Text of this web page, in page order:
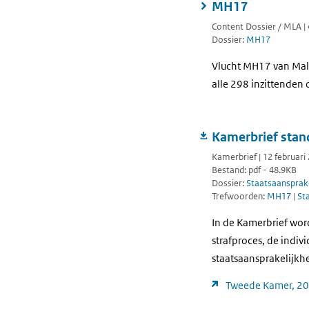
MH17
Content Dossier / MLA |
Dossier: MH17
Vlucht MH17 van
alle 298 inzittenden
Kamerbrief
Kamerbrief | 12 februari
Bestand: pdf - 48.9KB
Dossier:
Trefwoorden: MH17 |
In de Kamerbrief
strafproces, de
Tweede Kamer,